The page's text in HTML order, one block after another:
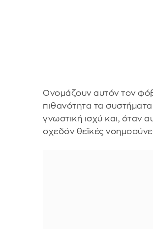
Ονομάζουν αυτόν τον
πιθανότητα τα
γνωστική ισχύ και, όταν
σχεδόν θεϊκές